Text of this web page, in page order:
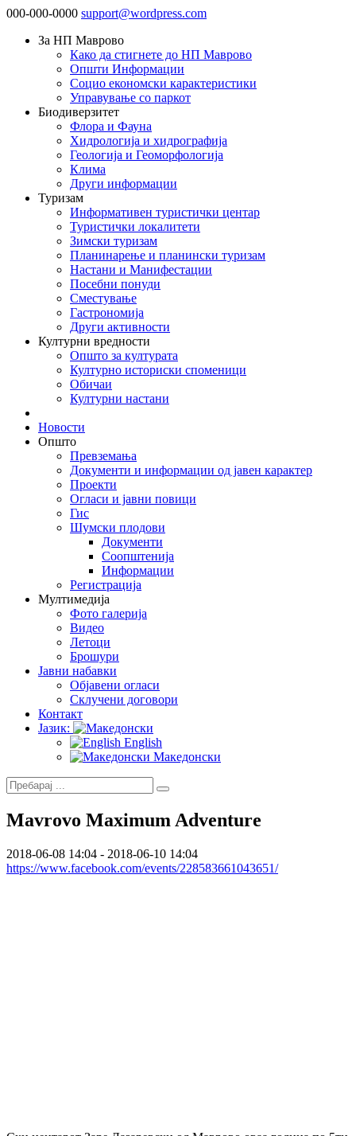
000-000-0000 support@wordpress.com
За НП Маврово
Како да стигнете до НП Маврово
Општи Информации
Социо економски карактеристики
Управување со паркот
Биодиверзитет
Флора и Фауна
Хидрологија и хидрографија
Геологија и Геоморфологија
Клима
Други информации
Туризам
Информативен туристички центар
Туристички локалитети
Зимски туризам
Планинарење и планински туризам
Настани и Манифестации
Посебни понуди
Сместување
Гастрономија
Други активности
Културни вредности
Општо за културата
Културно историски споменици
Обичаи
Културни настани
Новости
Општо
Превземања
Документи и информации од јавен карактер
Проекти
Огласи и јавни повици
Гис
Шумски плодови
Документи
Соопштенија
Информации
Регистрација
Мултимедија
Фото галерија
Видео
Летоци
Брошури
Јавни набавки
Објавени огласи
Склучени договори
Контакт
Јазик:
English
Македонски
Mavrovo Maximum Adventure
2018-06-08 14:04 - 2018-06-10 14:04
https://www.facebook.com/events/228583661043651/